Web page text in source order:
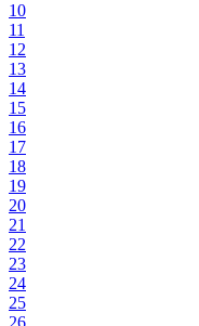
10
11
12
13
14
15
16
17
18
19
20
21
22
23
24
25